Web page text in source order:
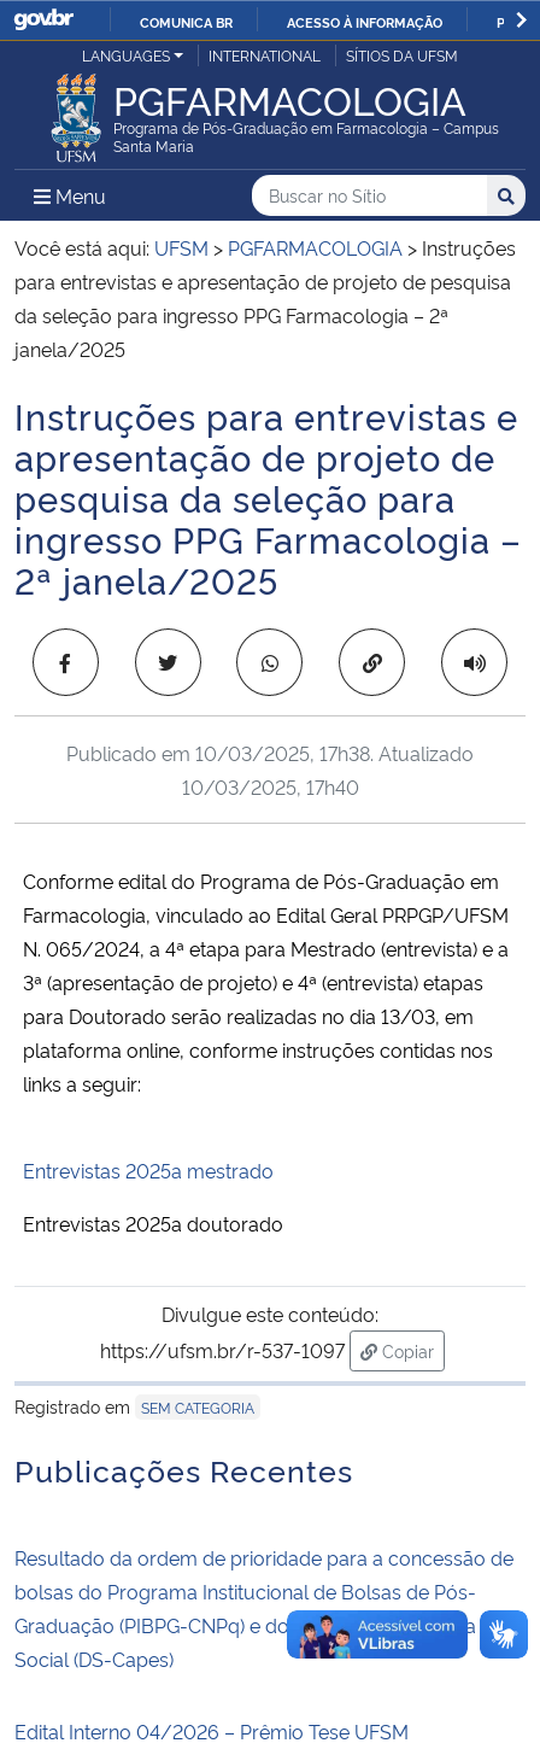
IR
PARA
O
COMUNICA BR ACESSO À INFORMAÇÃO
Ministério da Justiça e Segurança Pública
Ministério da Defesa
Ministério das Relações Exteriores
Ministério da Economia
Ministério da Agricultura, Pecuária e Abastecimento
Ministério da Educação
Ministério da Cidadania
Ministério da Saúde
Ministério de Minas e Energia
Ministério da Ciência, Tecnologia, Inovações e Comunicações
Ministério do Turismo
Ministério do Desenvolvimento Regional
Controladoria-Geral da União
Advocacia-Geral da União
Banco Central do Brasil
LANGUAGES INTERNATIONAL SÍTIOS DA UFSM
PGFARMACOLOGIA
Programa de Pós-Graduação em Farmacologia – Campus
Santa Maria
Menu Menu Principal do Sítio
Busca
Buscar no no Sítio
Busca:
Você está aqui: UFSM > PGFARMACOLOGIA > Instruções
para entrevistas e apresentação de projeto de pesquisa
da seleção para ingresso PPG Farmacologia – 2ª
janela/2025
Início do conteúdo
Instruções para entrevistas e
apresentação de projeto de
pesquisa da seleção para
ingresso PPG Farmacologia –
2ª janela/2025
Copiar para área
Publicado em 10/03/2025, 17h38. Atualizado
10/03/2025, 17h40
Conforme edital do Programa de Pós-Graduação em
Farmacologia, vinculado ao Edital Geral PRPGP/UFSM
N. 065/2024, a 4ª etapa para Mestrado (entrevista) e a
3ª (apresentação de projeto) e 4ª (entrevista) etapas
para Doutorado serão realizadas no dia 13/03, em
plataforma online, conforme instruções contidas nos
links a seguir:
Entrevistas 2025a mestrado
Entrevistas 2025a doutorado
Divulgue este conteúdo:
https://ufsm.br/r-537-1097
Copiar
para área de
Registrado em SEM CATEGORIA
Publicações Recentes
Resultado da ordem de prioridade para a concessão de
bolsas do Programa Institucional de Bolsas de Pós-
Graduação (PIBPG-CNPq) e do Programa Demanda
Social (DS-Capes)
Edital Interno 04/2026 – Prêmio Tese UFSM